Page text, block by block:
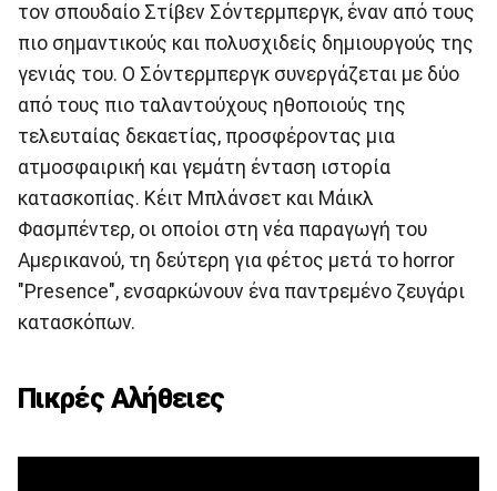
τον σπουδαίο Στίβεν Σόντερμπεργκ, έναν από τους
πιο σημαντικούς και πολυσχιδείς δημιουργούς της
γενιάς του. Ο Σόντερμπεργκ συνεργάζεται με δύο
από τους πιο ταλαντούχους ηθοποιούς της
τελευταίας δεκαετίας, προσφέροντας μια
ατμοσφαιρική και γεμάτη ένταση ιστορία
κατασκοπίας. Κέιτ Μπλάνσετ και Μάικλ
Φασμπέντερ, οι οποίοι στη νέα παραγωγή του
Αμερικανού, τη δεύτερη για φέτος μετά το horror
"Presence", ενσαρκώνουν ένα παντρεμένο ζευγάρι
κατασκόπων.
Πικρές Αλήθειες